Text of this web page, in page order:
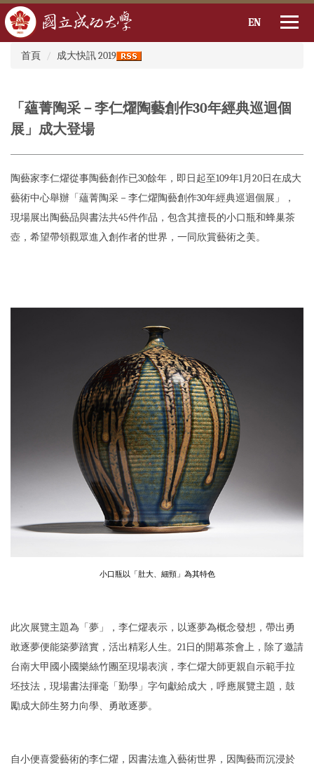
容
區
EN
:::
首頁
成大快訊 2019
「蘊菁陶采－李仁燿陶藝創作30年經典巡迴個
展」成大登場
陶藝家李仁燿從事陶藝創作已30餘年，即日起至109年1月20日在成大
藝術中心舉辦「蘊菁陶采－李仁燿陶藝創作30年經典巡迴個展」，
現場展出陶藝品與書法共45件作品，包含其擅長的小口瓶和蜂巢茶
壺，希望帶領觀眾進入創作者的世界，一同欣賞藝術之美。
小口瓶以「肚大、細頸」為其特色
此次展覽主題為「夢」，李仁燿表示，以逐夢為概念發想，帶出勇
敢逐夢便能築夢踏實，活出精彩人生。21日的開幕茶會上，除了邀請
台南大甲國小國樂絲竹團至現場表演，李仁燿大師更親自示範手拉
坯技法，現場書法揮毫「勤學」字句獻給成大，呼應展覽主題，鼓
勵成大師生努力向學、勇敢逐夢。
自小便喜愛藝術的李仁燿，因書法進入藝術世界，因陶藝而沉浸於